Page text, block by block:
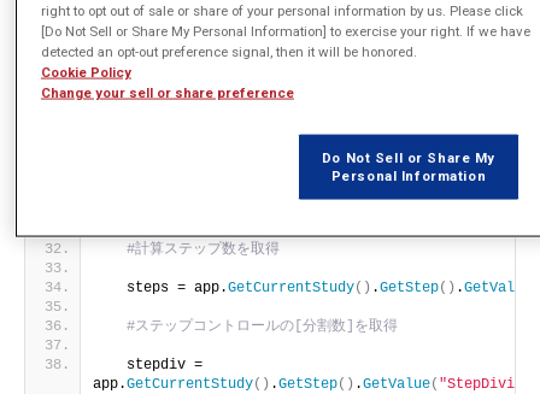
app = designer. GetApplication()
#ステップコントロールの[ステップ刻みの定義タイプ]設定を取得
flg =
#[ステップ刻みの定義タイプ]が"等間隔"なら誘起電圧の計算処理
#計算ステップ数を取得
   steps = app.
GetCurrentStudy() .GetStep() .GetValue
#ステップコントロールの[分割数]を取得
   stepdiv =
app.GetCurrentStudy() .GetStep() .GetValue(
right to opt out of sale or share of your personal information by us. Please click
[Do Not Sell or Share My Personal Information] to exercise your right. If we have
detected an opt-out preference signal, then it will be honored.
Cookie Policy
Change your sell or share preference
Do Not Sell or Share My
Personal Information